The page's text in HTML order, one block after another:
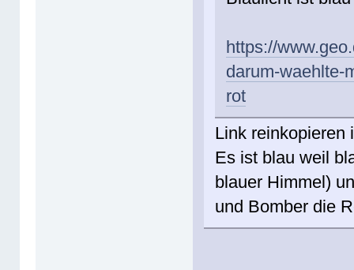
https://
darum-waehlte-
rot
Link reinkopieren
Es ist blau weil
blauer Himmel)
und Bomber die